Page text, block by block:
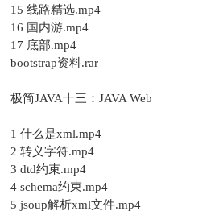
15 线路精选.mp4
16 国内游.mp4
17 底部.mp4
bootstrap资料.rar
极简JAVA十三：JAVA Web
1 什么是xml.mp4
2 转义字符.mp4
3 dtd约束.mp4
4 schema约束.mp4
5 jsoup解析xml文件.mp4